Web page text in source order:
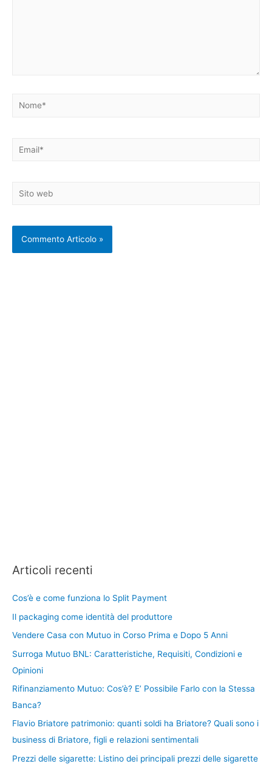
Nome*
Email*
Sito
Articoli recenti
Cos’è e come funziona lo Split Payment
Il packaging come identità del produttore
Vendere Casa con Mutuo in Corso Prima e Dopo 5 Anni
Surroga Mutuo BNL: Caratteristiche, Requisiti, Condizioni e
Opinioni
Rifinanziamento Mutuo: Cos’è? E’ Possibile Farlo con la Stessa
Banca?
Flavio Briatore patrimonio: quanti soldi ha Briatore? Quali sono i
business di Briatore, figli e relazioni sentimentali
Prezzi delle sigarette: Listino dei principali prezzi delle sigarette